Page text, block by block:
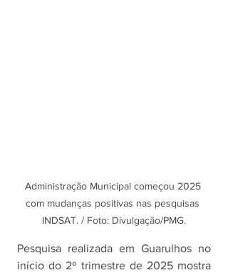
Administração Municipal começou 2025
com mudanças positivas nas pesquisas
INDSAT. / Foto: Divulgação/PMG.
Pesquisa realizada em Guarulhos no
início do 2º trimestre de 2025 mostra